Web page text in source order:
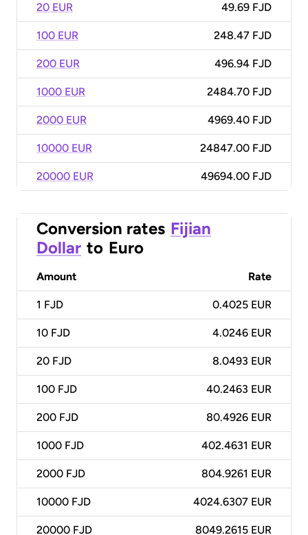
20 EUR 49.69 FJD
100 EUR 248.47 FJD
200 EUR 496.94 FJD
1000 EUR 2484.70 FJD
2000 EUR 4969.40 FJD
10000 EUR 24847.00 FJD
20000 EUR 49694.00 FJD
Conversion rates Fijian
Dollar to Euro
Amount Rate
1 FJD 0.4025 EUR
10 FJD 4.0246 EUR
20 FJD 8.0493 EUR
100 FJD 40.2463 EUR
200 FJD 80.4926 EUR
1000 FJD 402.4631 EUR
2000 FJD 804.9261 EUR
10000 FJD 4024.6307 EUR
20000 FJD 8049.2615 EUR